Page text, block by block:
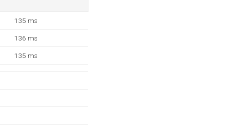
135 ms
136 ms
135 ms